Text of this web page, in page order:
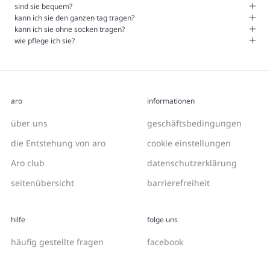
sind sie bequem?
kann ich sie den ganzen tag tragen?
kann ich sie ohne socken tragen?
wie pflege ich sie?
aro
über uns
die Entstehung von aro
Aro club
seitenübersicht
informationen
geschäftsbedingungen
cookie einstellungen
datenschutzerklärung
barrierefreiheit
hilfe
häufig gestellte fragen
folge uns
facebook